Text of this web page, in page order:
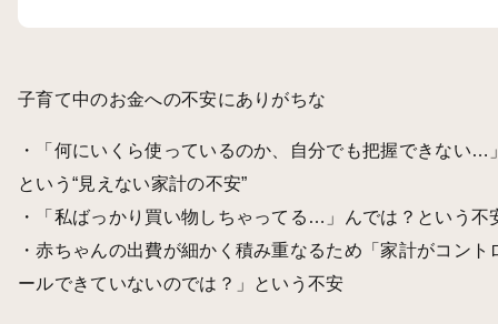
子育て中のお金への不安にありがちな
・「何にいくら使っているのか、自分でも把握できない…
という“見えない家計の不安”
・「私ばっかり買い物しちゃってる…」んでは？という不
・赤ちゃんの出費が細かく積み重なるため「家計がコント
ールできていないのでは？」という不安